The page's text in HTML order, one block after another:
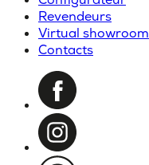
Revendeurs
Virtual showroom
Contacts